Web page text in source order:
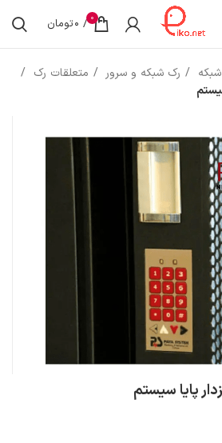
0
/
0تومان
رک شبکه و سرور
متعلقات رک
پایا سیستم